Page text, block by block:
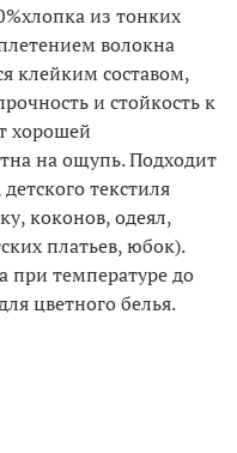
из тонких
волокна
клейким составом,
и стойкость к
хорошей
на ощупь. Подходит
текстиля
коконов, одеял,
платьев, юбок).
при температуре до
цветного белья.